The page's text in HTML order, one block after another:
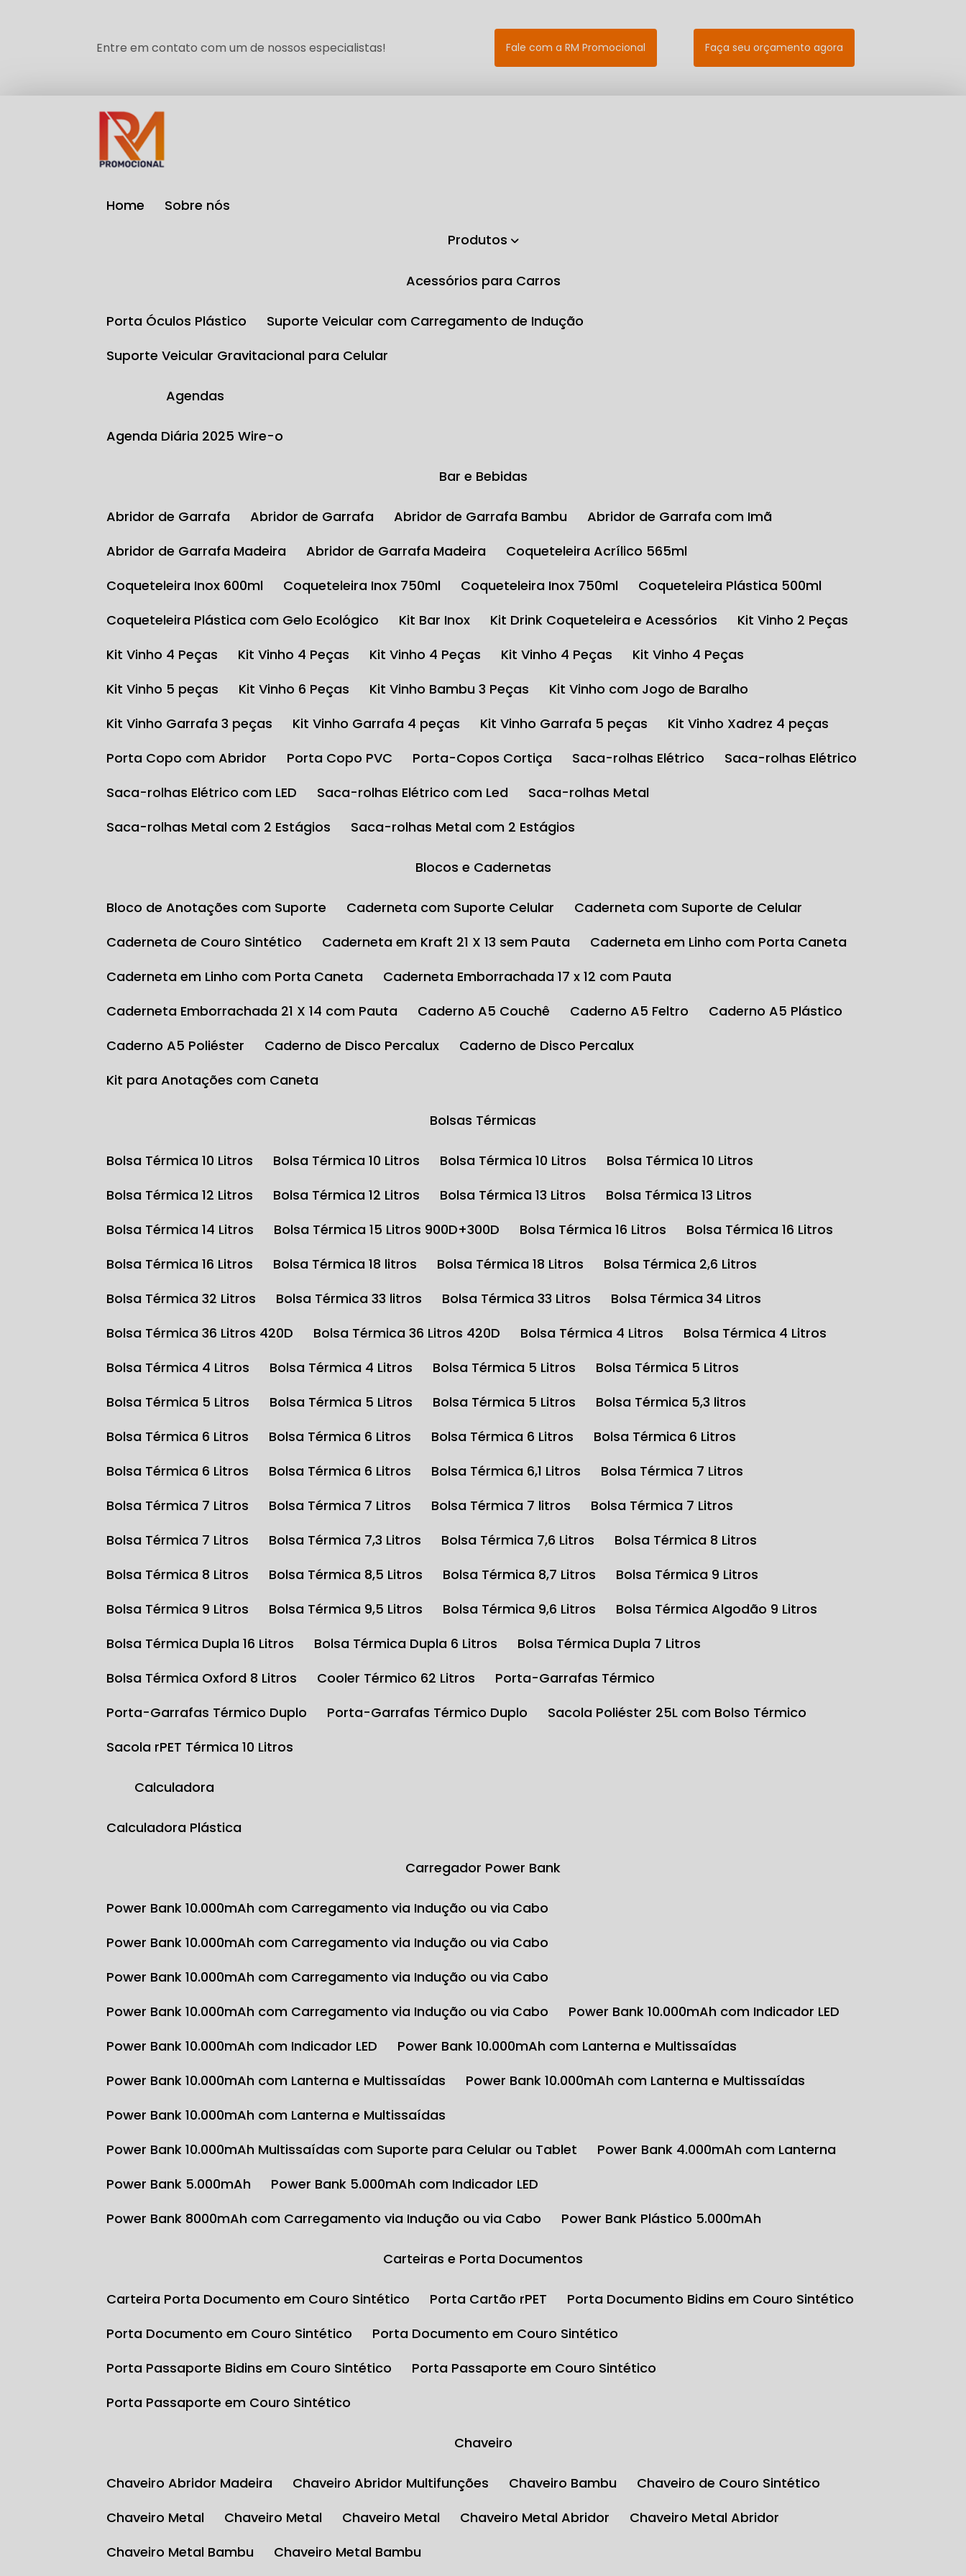
Entre em contato com um de nossos especialistas! Fale com a RM Promocional Faça seu orçamento agora
Home
Sobre nós
Produtos
Acessórios para Carros
Porta Óculos Plástico
Suporte Veicular com Carregamento de Indução
Suporte Veicular Gravitacional para Celular
Agendas
Agenda Diária 2025 Wire-o
Bar e Bebidas
Abridor de Garrafa Abridor de Garrafa Abridor de Garrafa Bambu
Abridor de Garrafa com Imã
Abridor de Garrafa Madeira
Abridor de Garrafa Madeira
Coqueteleira Acrílico 565ml
Coqueteleira Inox 600ml
Coqueteleira Inox 750ml Coqueteleira Inox 750ml
Coqueteleira Plástica 500ml
Coqueteleira Plástica com Gelo Ecológico
Kit Bar Inox Kit Drink Coqueteleira e Acessórios
Kit Vinho 2 Peças
Kit Vinho 4 Peças
Kit Vinho 4 Peças Kit Vinho 4 Peças Kit Vinho 4 Peças
Kit Vinho 4 Peças
Kit Vinho 5 peças
Kit Vinho 6 Peças Kit Vinho Bambu 3 Peças
Kit Vinho com Jogo de Baralho
Kit Vinho Garrafa 3 peças
Kit Vinho Garrafa 4 peças Kit Vinho Garrafa 5 peças
Kit Vinho Xadrez 4 peças
Porta Copo com Abridor
Porta Copo PVC Porta-Copos Cortiça Saca-rolhas Elétrico
Saca-rolhas Elétrico
Saca-rolhas Elétrico com LED
Saca-rolhas Elétrico com Led
Saca-rolhas Metal
Saca-rolhas Metal com 2 Estágios
Saca-rolhas Metal com 2 Estágios
Blocos e Cadernetas
Bloco de Anotações com Suporte Caderneta com Suporte Celular
Caderneta com Suporte de Celular
Caderneta de Couro Sintético
Caderneta em Kraft 21 X 13 sem Pauta
Caderneta em Linho com Porta Caneta
Caderneta em Linho com Porta Caneta
Caderneta Emborrachada 17 x 12 com Pauta
Caderneta Emborrachada 21 X 14 com Pauta
Caderno A5 Couchê Caderno A5 Feltro
Caderno A5 Plástico
Caderno A5 Poliéster
Caderno de Disco Percalux
Caderno de Disco Percalux
Kit para Anotações com Caneta
Bolsas Térmicas
Bolsa Térmica 10 Litros Bolsa Térmica 10 Litros Bolsa Térmica 10 Litros
Bolsa Térmica 10 Litros
Bolsa Térmica 12 Litros
Bolsa Térmica 12 Litros Bolsa Térmica 13 Litros
Bolsa Térmica 13 Litros
Bolsa Térmica 14 Litros
Bolsa Térmica 15 Litros 900D+300D Bolsa Térmica 16 Litros
Bolsa Térmica 16 Litros
Bolsa Térmica 16 Litros
Bolsa Térmica 18 litros Bolsa Térmica 18 Litros
Bolsa Térmica 2,6 Litros
Bolsa Térmica 32 Litros
Bolsa Térmica 33 litros Bolsa Térmica 33 Litros
Bolsa Térmica 34 Litros
Bolsa Térmica 36 Litros 420D
Bolsa Térmica 36 Litros 420D Bolsa Térmica 4 Litros
Bolsa Térmica 4 Litros
Bolsa Térmica 4 Litros
Bolsa Térmica 4 Litros Bolsa Térmica 5 Litros
Bolsa Térmica 5 Litros
Bolsa Térmica 5 Litros
Bolsa Térmica 5 Litros Bolsa Térmica 5 Litros
Bolsa Térmica 5,3 litros
Bolsa Térmica 6 Litros
Bolsa Térmica 6 Litros Bolsa Térmica 6 Litros
Bolsa Térmica 6 Litros
Bolsa Térmica 6 Litros
Bolsa Térmica 6 Litros Bolsa Térmica 6,1 Litros
Bolsa Térmica 7 Litros
Bolsa Térmica 7 Litros
Bolsa Térmica 7 Litros Bolsa Térmica 7 litros
Bolsa Térmica 7 Litros
Bolsa Térmica 7 Litros
Bolsa Térmica 7,3 Litros Bolsa Térmica 7,6 Litros
Bolsa Térmica 8 Litros
Bolsa Térmica 8 Litros
Bolsa Térmica 8,5 Litros Bolsa Térmica 8,7 Litros
Bolsa Térmica 9 Litros
Bolsa Térmica 9 Litros
Bolsa Térmica 9,5 Litros Bolsa Térmica 9,6 Litros
Bolsa Térmica Algodão 9 Litros
Bolsa Térmica Dupla 16 Litros
Bolsa Térmica Dupla 6 Litros
Bolsa Térmica Dupla 7 Litros
Bolsa Térmica Oxford 8 Litros
Cooler Térmico 62 Litros
Porta-Garrafas Térmico
Porta-Garrafas Térmico Duplo
Porta-Garrafas Térmico Duplo
Sacola Poliéster 25L com Bolso Térmico
Sacola rPET Térmica 10 Litros
Calculadora
Calculadora Plástica
Carregador Power Bank
Power Bank 10.000mAh com Carregamento via Indução ou via Cabo
Power Bank 10.000mAh com Carregamento via Indução ou via Cabo
Power Bank 10.000mAh com Carregamento via Indução ou via Cabo
Power Bank 10.000mAh com Carregamento via Indução ou via Cabo
Power Bank 10.000mAh com Indicador LED
Power Bank 10.000mAh com Indicador LED
Power Bank 10.000mAh com Lanterna e Multissaídas
Power Bank 10.000mAh com Lanterna e Multissaídas
Power Bank 10.000mAh com Lanterna e Multissaídas
Power Bank 10.000mAh com Lanterna e Multissaídas
Power Bank 10.000mAh Multissaídas com Suporte para Celular ou Tablet
Power Bank 4.000mAh com Lanterna
Power Bank 5.000mAh
Power Bank 5.000mAh com Indicador LED
Power Bank 8000mAh com Carregamento via Indução ou via Cabo
Power Bank Plástico 5.000mAh
Carteiras e Porta Documentos
Carteira Porta Documento em Couro Sintético Porta Cartão rPET
Porta Documento Bidins em Couro Sintético
Porta Documento em Couro Sintético
Porta Documento em Couro Sintético
Porta Passaporte Bidins em Couro Sintético
Porta Passaporte em Couro Sintético
Porta Passaporte em Couro Sintético
Chaveiro
Chaveiro Abridor Madeira Chaveiro Abridor Multifunções Chaveiro Bambu
Chaveiro de Couro Sintético
Chaveiro Metal
Chaveiro Metal Chaveiro Metal Chaveiro Metal Abridor
Chaveiro Metal Abridor
Chaveiro Metal Bambu
Chaveiro Metal Bambu